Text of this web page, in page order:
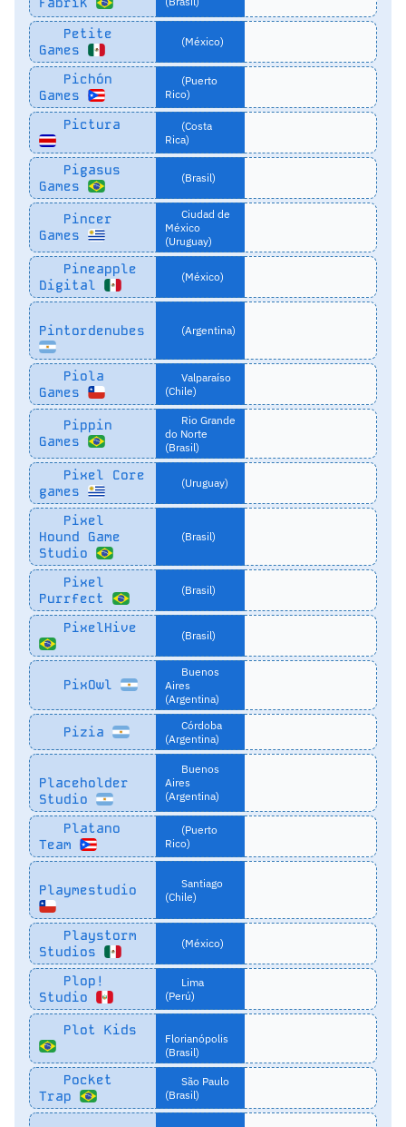
Petite
Games
(México)
Pichón
Games
(Puerto
Rico)
Pictura
(Costa
Rica)
Pigasus
Games
(Brasil)
Pincer
Games
Ciudad de
México
(Uruguay)
Pineapple
Digital
(México)
Pintordenubes (Argentina)
Piola
Games
Valparaíso
(Chile)
Pippin
Games
Rio Grande
do Norte
(Brasil)
Pixel Core
games
(Uruguay)
Pixel
Hound Game
Studio
(Brasil)
Pixel
Purrfect
(Brasil)
PixelHive (Brasil)
PixOwl
Buenos
Aires
(Argentina)
Pizia
Córdoba
(Argentina)
Placeholder
Studio
Buenos
Aires
(Argentina)
Platano
Team
(Puerto
Rico)
Playmestudio
Santiago
(Chile)
Playstorm
Studios
(México)
Plop!
Studio
Lima
(Perú)
Plot Kids
Florianópolis
(Brasil)
Pocket
Trap
São Paulo
(Brasil)